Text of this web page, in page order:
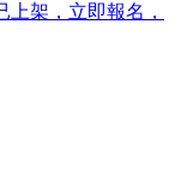
上架，立即報名，